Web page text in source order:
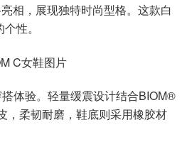
相，展现独特时尚型格。这款白
性。
体验。轻量缓震设计结合BIOM®
，柔韧耐磨，鞋底则采用橡胶材